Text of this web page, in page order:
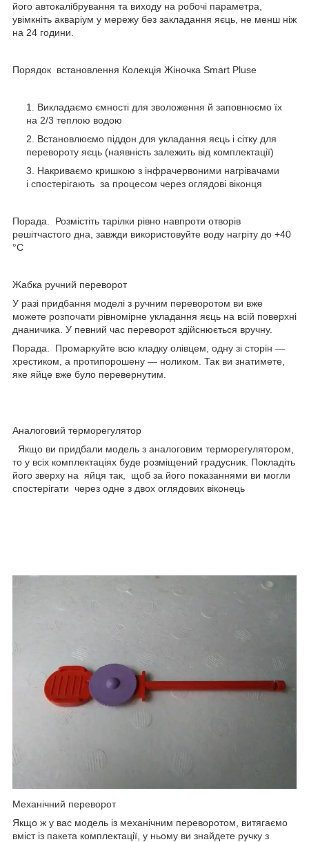
його автокалібрування та виходу на робочі параметра,
увімкніть акваріум у мережу без закладання яєць, не менш ніж
на 24 години.
Порядок встановлення Колекція Жіночка Smart Pluse
Викладаємо ємності для зволоження й заповнюємо їх
на 2/3 теплою водою
Встановлюємо піддон для укладання яєць і сітку для
перевороту яєць (наявність залежить від комплектації)
Накриваємо кришкою з інфрачервоними нагрівачами
і спостерігають за процесом через оглядові віконця
Порада. Розмістіть тарілки рівно навпроти отворів
решітчастого дна, завжди використовуйте воду нагріту до +40
°C
Жабка ручний переворот
У разі придбання моделі з ручним переворотом ви вже
можете розпочати рівномірне укладання яєць на всій поверхні
днаничика. У певний час переворот здійснюється вручну.
Порада. Промаркуйте всю кладку олівцем, одну зі сторін —
хрестиком, а протипорошену — ноликом. Так ви знатимете,
яке яйце вже було перевернутим.
Аналоговий терморегулятор
Якщо ви придбали модель з аналоговим терморегулятором,
то у всіх комплектаціях буде розміщений градусник. Покладіть
його зверху на яйця так, щоб за його показаннями ви могли
спостерігати через одне з двох оглядових віконець
Механічний переворот
Якщо ж у вас модель із механічним переворотом, витягаємо
вміст із пакета комплектації, у ньому ви знайдете ручку з